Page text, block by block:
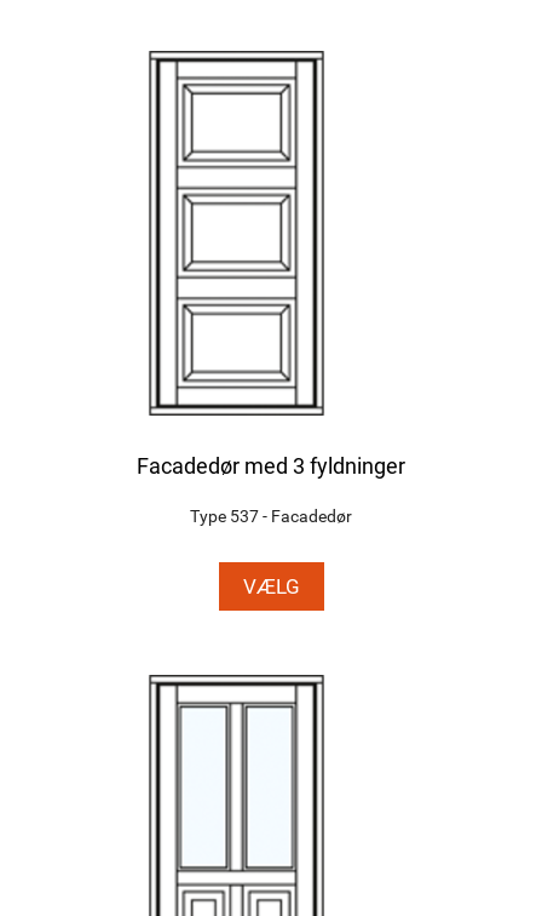
Facadedør med 3 fyldninger
Type 537 - Facadedør
VÆLG